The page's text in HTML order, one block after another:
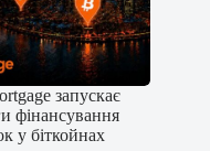
запускає
фінансування
у біткойнах